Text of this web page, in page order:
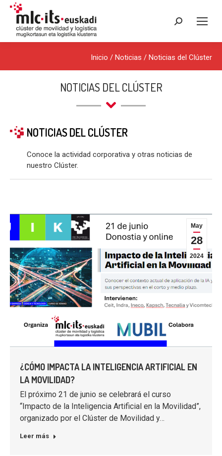
Buscar:
Inicio / Noticias / Noticias del Clúster
NOTICIAS DEL CLÚSTER
NOTICIAS DEL CLÚSTER
Conoce la actividad corporativa y otras noticias de
nuestro Clúster.
May
28
2024
¿CÓMO IMPACTA LA INTELIGENCIA ARTIFICIAL EN
LA MOVILIDAD?
El próximo 21 de junio se celebrará el curso
“Impacto de la Inteligencia Artificial en la Movilidad”,
organizado por el Clúster de Movilidad y…
Leer más